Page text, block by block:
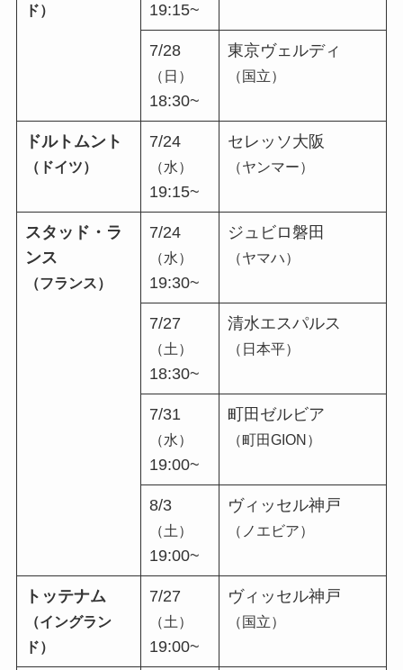
ド）
19:15~
7/28
（日）
18:30~
東京ヴェルディ
（国立）
ドルトムント
（ドイツ）
7/24
（水）
19:15~
セレッソ大阪
（ヤンマー）
スタッド・ラ
ンス
（フランス）
7/24
（水）
19:30~
ジュビロ磐田
（ヤマハ）
7/27
（土）
18:30~
清水エスパルス
（日本平）
7/31
（水）
19:00~
町田ゼルビア
（町田GION）
8/3
（土）
19:00~
ヴィッセル神戸
（ノエビア）
トッテナム
（イングラン
ド）
7/27
（土）
19:00~
ヴィッセル神戸
（国立）